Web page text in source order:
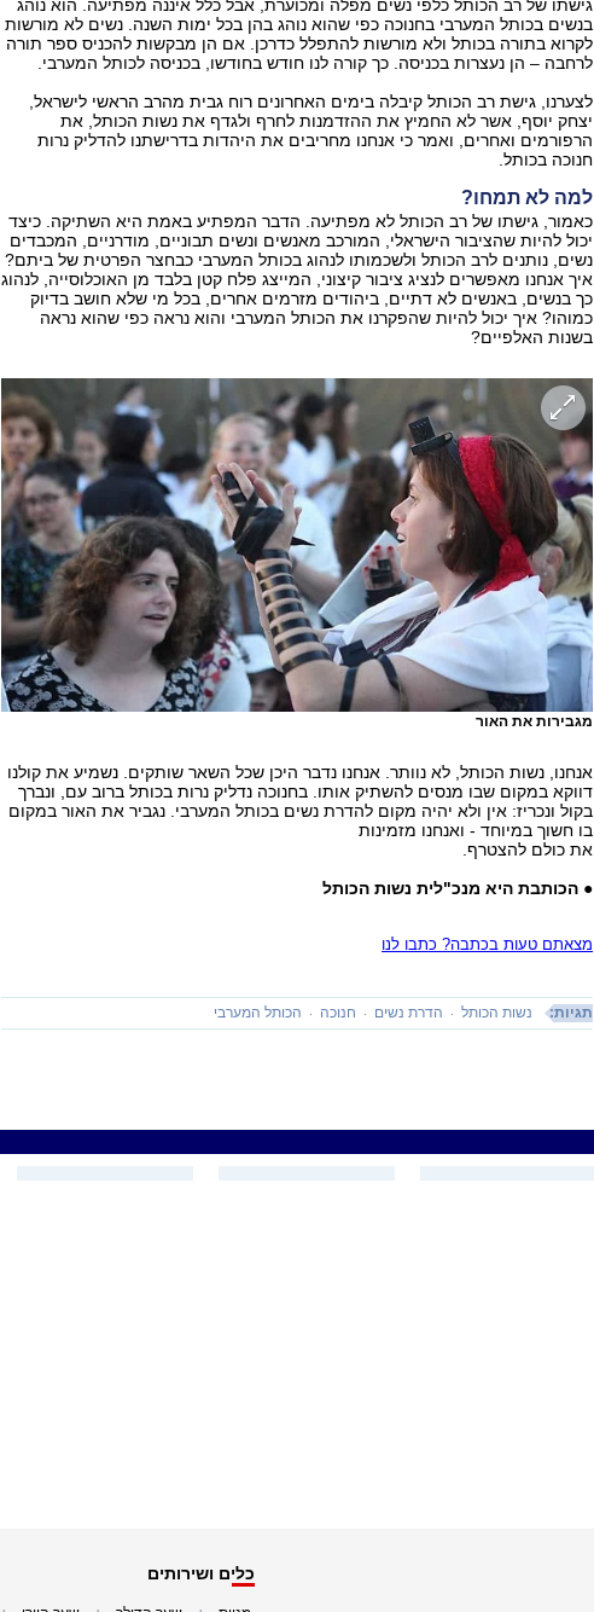
גישתו של רב הכותל כלפי נשים מפלה ומכוערת, אבל כלל איננה מפתיעה. הוא נוהג
בנשים בכותל המערבי בחנוכה כפי שהוא נוהג בהן בכל ימות השנה. נשים לא מורשות
לקרוא בתורה בכותל ולא מורשות להתפלל כדרכן. אם הן מבקשות להכניס ספר תורה
לרחבה – הן נעצרות בכניסה. כך קורה לנו חודש בחודשו, בכניסה לכותל המערבי.
לצערנו, גישת רב הכותל קיבלה בימים האחרונים רוח גבית מהרב הראשי לישראל,
יצחק יוסף, אשר לא החמיץ את ההזדמנות לחרף ולגדף את נשות הכותל, את
הרפורמים ואחרים, ואמר כי אנחנו מחריבים את היהדות בדרישתנו להדליק נרות
חנוכה בכותל.
למה לא תמחו?
כאמור, גישתו של רב הכותל לא מפתיעה. הדבר המפתיע באמת היא השתיקה. כיצד
יכול להיות שהציבור הישראלי, המורכב מאנשים ונשים תבוניים, מודרניים, המכבדים
נשים, נותנים לרב הכותל ולשכמותו לנהוג בכותל המערבי כבחצר הפרטית של ביתם?
איך אנחנו מאפשרים לנציג ציבור קיצוני, המייצג פלח קטן בלבד מן האוכלוסייה, לנהוג
כך בנשים, באנשים לא דתיים, ביהודים מזרמים אחרים, בכל מי שלא חושב בדיוק
כמוהו? איך יכול להיות שהפקרנו את הכותל המערבי והוא נראה כפי שהוא נראה
בשנות האלפיים?
מגבירות את האור
אנחנו, נשות הכותל, לא נוותר. אנחנו נדבר היכן שכל השאר שותקים. נשמיע את קולנו
דווקא במקום שבו מנסים להשתיק אותו. בחנוכה נדליק נרות בכותל ברוב עם, ונברך
בקול ונכריז: אין ולא יהיה מקום להדרת נשים בכותל המערבי. נגביר את האור במקום
בו חשוך במיוחד - ואנחנו מזמינות
את כולם להצטרף.
● הכותבת היא מנכ"לית נשות הכותל
מצאתם טעות בכתבה? כתבו לנו
תגיות: נשות הכותל הדרת נשים חנוכה הכותל המערבי
כלים ושירותים